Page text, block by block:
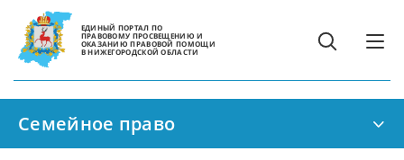
ЕДИНЫЙ ПОРТАЛ ПО
ПРАВОВОМУ ПРОСВЕЩЕНИЮ И
ОКАЗАНИЮ ПРАВОВОЙ ПОМОЩИ
В НИЖЕГОРОДСКОЙ ОБЛАСТИ
Семейное право